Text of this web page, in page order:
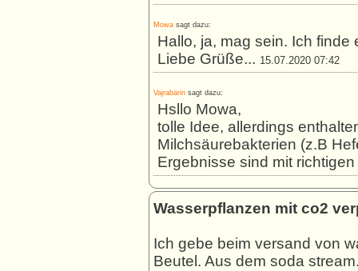
Mowa sagt dazu:
Hallo, ja, mag sein. Ich finde
Liebe Grüße... 15.07.2020 07:42
Vajrabärin sagt dazu:
Hsllo Mowa,
tolle Idee, allerdings
Milchsäurebakterien (z.B
Ergebnisse sind mit
Wasserpflanzen mit co2
Ich gebe beim versand von
Beutel. Aus dem soda